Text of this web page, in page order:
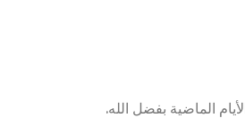
الماضية بفضل الله.